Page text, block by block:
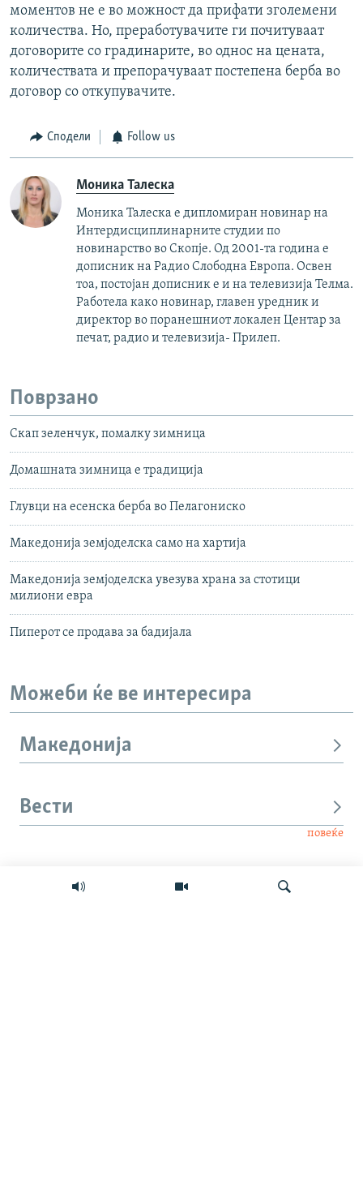
моментов не е во можност да прифати зголемени
количества. Но, преработувачите ги почитуваат
договорите со градинарите, во однос на цената,
количествата и препорачуваат постепена берба во
договор со откупувачите.
Сподели Follow us
Моника Талеска
Моника Талеска е дипломиран новинар на
Интердисциплинарните студии по
новинарство во Скопје. Од 2001-та година е
дописник на Радио Слободна Европа. Освен
тоа, постојан дописник е и на телевизија Телма.
Работела како новинар, главен уредник и
директор во поранешниот локален Центар за
печат, радио и телевизија- Прилеп.
Поврзано
Скап зеленчук, помалку зимница
Домашната зимница е традиција
Глувци на есенска берба во Пелагониско
Македонија земјоделска само на хартија
Македонија земјоделска увезува храна за стотици
милиони евра
Пиперот се продава за бадијала
Можеби ќе ве интересира
Македонија
Вести
повеќе
Интервју